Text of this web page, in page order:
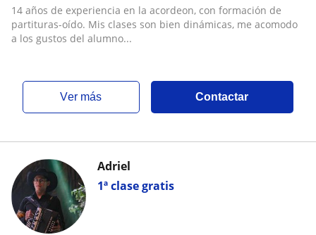
14 años de experiencia en la acordeon, con formación de
partituras-oído. Mis clases son bien dinámicas, me acomodo
a los gustos del alumno...
ver más Contactar
1ª clase gratis
Adriel